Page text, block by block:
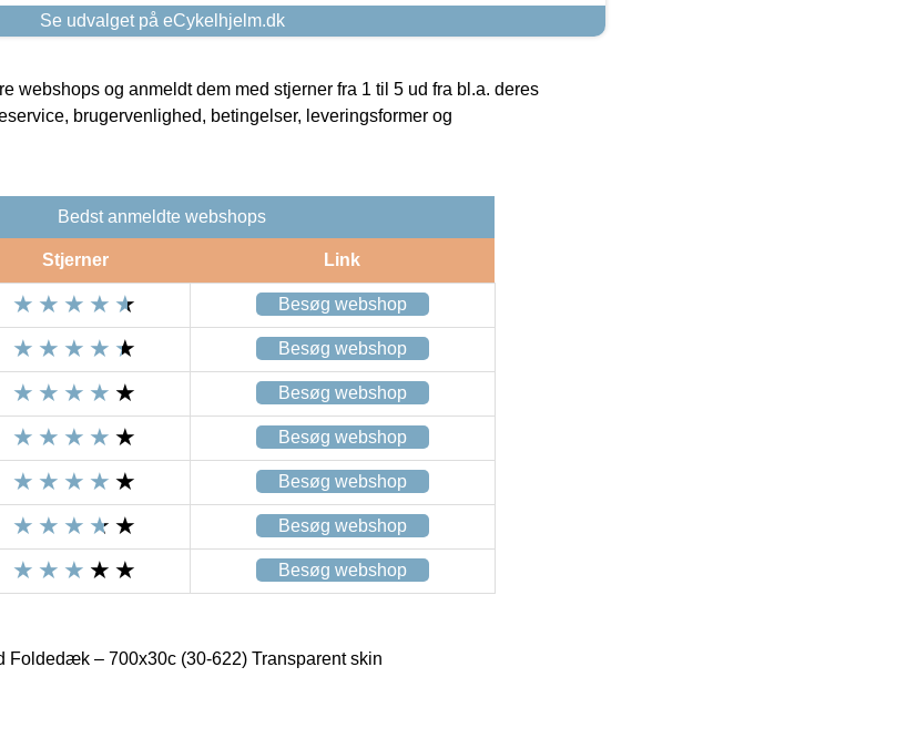
Se udvalget på eCykelhjelm.dk
webshops og anmeldt dem med stjerner fra 1 til 5 ud fra bl.a. deres
brugervenlighed, betingelser, leveringsformer og
Bedst anmeldte webshops
Stjerner Link
Besøg webshop
Besøg webshop
Besøg webshop
Besøg webshop
Besøg webshop
Besøg webshop
Besøg webshop
Foldedæk – 700x30c (30-622) Transparent skin